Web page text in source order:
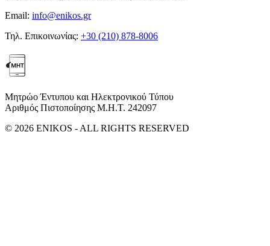
Email: info@enikos.gr
Τηλ. Επικοινωνίας: +30 (210) 878-8006
Μητρώο Έντυπου και Ηλεκτρονικού Τύπου
Αριθμός Πιστοποίησης Μ.Η.Τ. 242097
© 2026 ENIKOS - ALL RIGHTS RESERVED